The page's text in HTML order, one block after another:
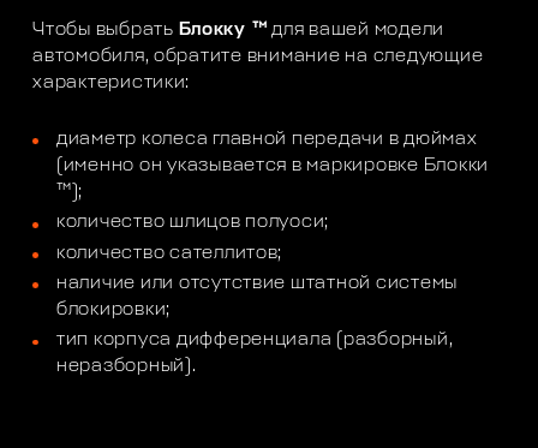
Чтобы выбрать Блокку ™ для вашей модели
автомобиля, обратите внимание на следующие
характеристики:
диаметр колеса главной передачи в дюймах
(именно он указывается в маркировке Блокки
™);
количество шлицов полуоси;
количество сателлитов;
наличие или отсутствие штатной системы
блокировки;
тип корпуса дифференциала (разборный,
неразборный).